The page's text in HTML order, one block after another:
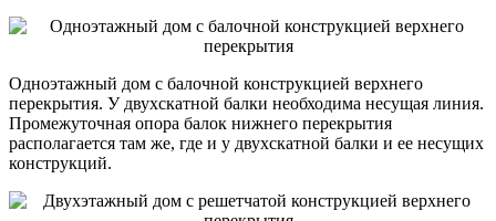
Одноэтажный дом с балочной конструкцией верхнего
перекрытия. У двухскатной балки необходима несущая линия.
Промежуточная опора балок нижнего перекрытия
располагается там же, где и у двухскатной балки и ее несущих
конструкций.